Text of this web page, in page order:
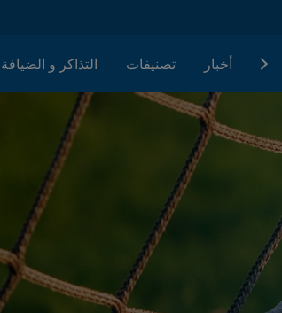
أخبار تصنيفات التذاكر و الضيافة